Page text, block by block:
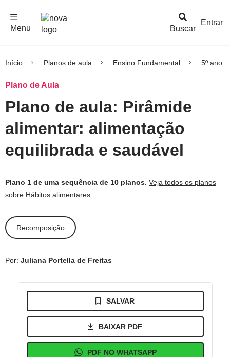
Buscar
Menu
Entrar
Início Planos de aula Ensino Fundamental 5º ano
Plano de Aula
Plano de aula: Pirâmide
alimentar: alimentação
equilibrada e saudável
Plano 1 de uma sequência de 10 planos. Veja todos os planos
sobre Hábitos alimentares
Recomposição
Por: Juliana Portella de Freitas
SALVAR
BAIXAR PDF
PDF NO WHATSAPP